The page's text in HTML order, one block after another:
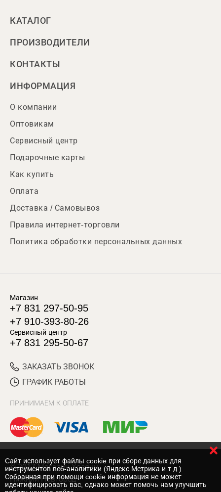
КАТАЛОГ
ПРОИЗВОДИТЕЛИ
КОНТАКТЫ
ИНФОРМАЦИЯ
О компании
Оптовикам
Сервисный центр
Подарочные карты
Как купить
Оплата
Доставка / Самовывоз
Правила интернет-торговли
Политика обработки персональных данных
Магазин
+7 831 297-50-95
+7 910-393-80-26
Сервисный центр
+7 831 295-50-67
ЗАКАЗАТЬ ЗВОНОК
ГРАФИК РАБОТЫ
ПРИНИМАЕМ К ОПЛАТЕ
© 2017 Магазин Хозяин
Нижний Новгород
Cайт использует файлы cookie при сборе данных для
инструментов веб-аналитики (Яндекс.Метрика и т.д.)
Собранная при помощи cookie информация не может
идентифицировать вас, однако может помочь нам улучшить